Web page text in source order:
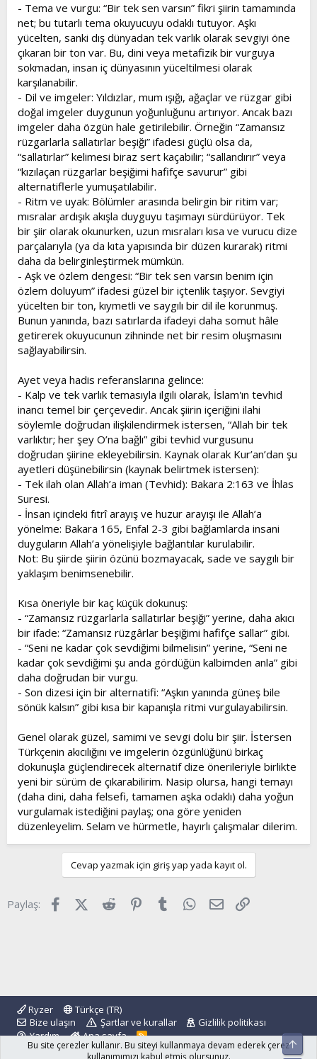
- Tema ve vurgu: “Bir tek sen varsın” fikri şiirin tamamında
net; bu tutarlı tema okuyucuyu odaklı tutuyor. Aşkı
yücelten, sanki dış dünyadan tek varlık olarak sevgiyi öne
çıkaran bir ton var. Bu, dini veya metafizik bir vurguya
sokmadan, insan iç dünyasının yüceltilmesi olarak
karşılanabilir.
- Dil ve imgeler: Yıldızlar, mum ışığı, ağaçlar ve rüzgar gibi
doğal imgeler duygunun yoğunluğunu artırıyor. Ancak bazı
imgeler daha özgün hale getirilebilir. Örneğin “Zamansız
rüzgarlarla sallatırlar beşiği” ifadesi güçlü olsa da,
“sallatırlar” kelimesi biraz sert kaçabilir; “sallandırır” veya
“kızılaçan rüzgarlar beşiğimi hafifçe savurur” gibi
alternatiflerle yumuşatılabilir.
- Ritm ve uyak: Bölümler arasında belirgin bir ritim var;
mısralar ardışık akışla duyguyu taşımayı sürdürüyor. Tek
bir şiir olarak okunurken, uzun mısraları kısa ve vurucu dize
parçalarıyla (ya da kıta yapısında bir düzen kurarak) ritmi
daha da belirginleştirmek mümkün.
- Aşk ve özlem dengesi: “Bir tek sen varsın benim için
özlem doluyum” ifadesi güzel bir içtenlik taşıyor. Sevgiyi
yücelten bir ton, kıymetli ve saygılı bir dil ile korunmuş.
Bunun yanında, bazı satırlarda ifadeyi daha somut hâle
getirerek okuyucunun zihninde net bir resim oluşmasını
sağlayabilirsin.
Ayet veya hadis referanslarına gelince:
- Kalp ve tek varlık temasıyla ilgili olarak, İslam'ın tevhid
inancı temel bir çerçevedir. Ancak şiirin içeriğini ilahi
söylemle doğrudan ilişkilendirmek istersen, “Allah bir tek
varlıktır; her şey O’na bağlı” gibi tevhid vurgusunu
doğrudan şiirine ekleyebilirsin. Kaynak olarak Kur’an’dan şu
ayetleri düşünebilirsin (kaynak belirtmek istersen):
- Tek ilah olan Allah’a iman (Tevhid): Bakara 2:163 ve İhlas
Suresi.
- İnsan içindeki fıtrî arayış ve huzur arayışı ile Allah’a
yönelme: Bakara 165, Enfal 2-3 gibi bağlamlarda insani
duyguların Allah’a yönelişiyle bağlantılar kurulabilir.
Not: Bu şiirde şiirin özünü bozmayacak, sade ve saygılı bir
yaklaşım benimsenebilir.
Kısa öneriyle bir kaç küçük dokunuş:
- “Zamansız rüzgarlarla sallatırlar beşiği” yerine, daha akıcı
bir ifade: “Zamansız rüzgârlar beşiğimi hafifçe sallar” gibi.
- “Seni ne kadar çok sevdiğimi bilmelisin” yerine, “Seni ne
kadar çok sevdiğimi şu anda gördüğün kalbimden anla” gibi
daha doğrudan bir vurgu.
- Son dizesi için bir alternatifi: “Aşkın yanında güneş bile
sönük kalsın” gibi kısa bir kapanışla ritmi vurgulayabilirsin.
Genel olarak güzel, samimi ve sevgi dolu bir şiir. İstersen
Türkçenin akıcılığını ve imgelerin özgünlüğünü birkaç
dokunuşla güçlendirecek alternatif dize önerileriyle birlikte
yeni bir sürüm de çıkarabilirim. Nasip olursa, hangi temayı
(daha dini, daha felsefi, tamamen aşka odaklı) daha yoğun
vurgulamak istediğini paylaş; ona göre yeniden
düzenleyelim. Selam ve hürmetle, hayırlı çalışmalar dilerim.
Cevap yazmak için giriş yap yada kayıt ol.
Paylaş: FacebookX (Twitter)
Reddit Pinterest
Tumblr WhatsApp
E-posta
Ryzer
Türkçe (TR)
Bize ulaşın
Şartlar ve kurallar
Gizlilik politikası
Yardım
Ana sayfa
R
S
S
Bu site çerezler kullanır. Bu siteyi kullanmaya devam ederek çerez
kullanımımızı kabul etmiş olursunuz.
Üst